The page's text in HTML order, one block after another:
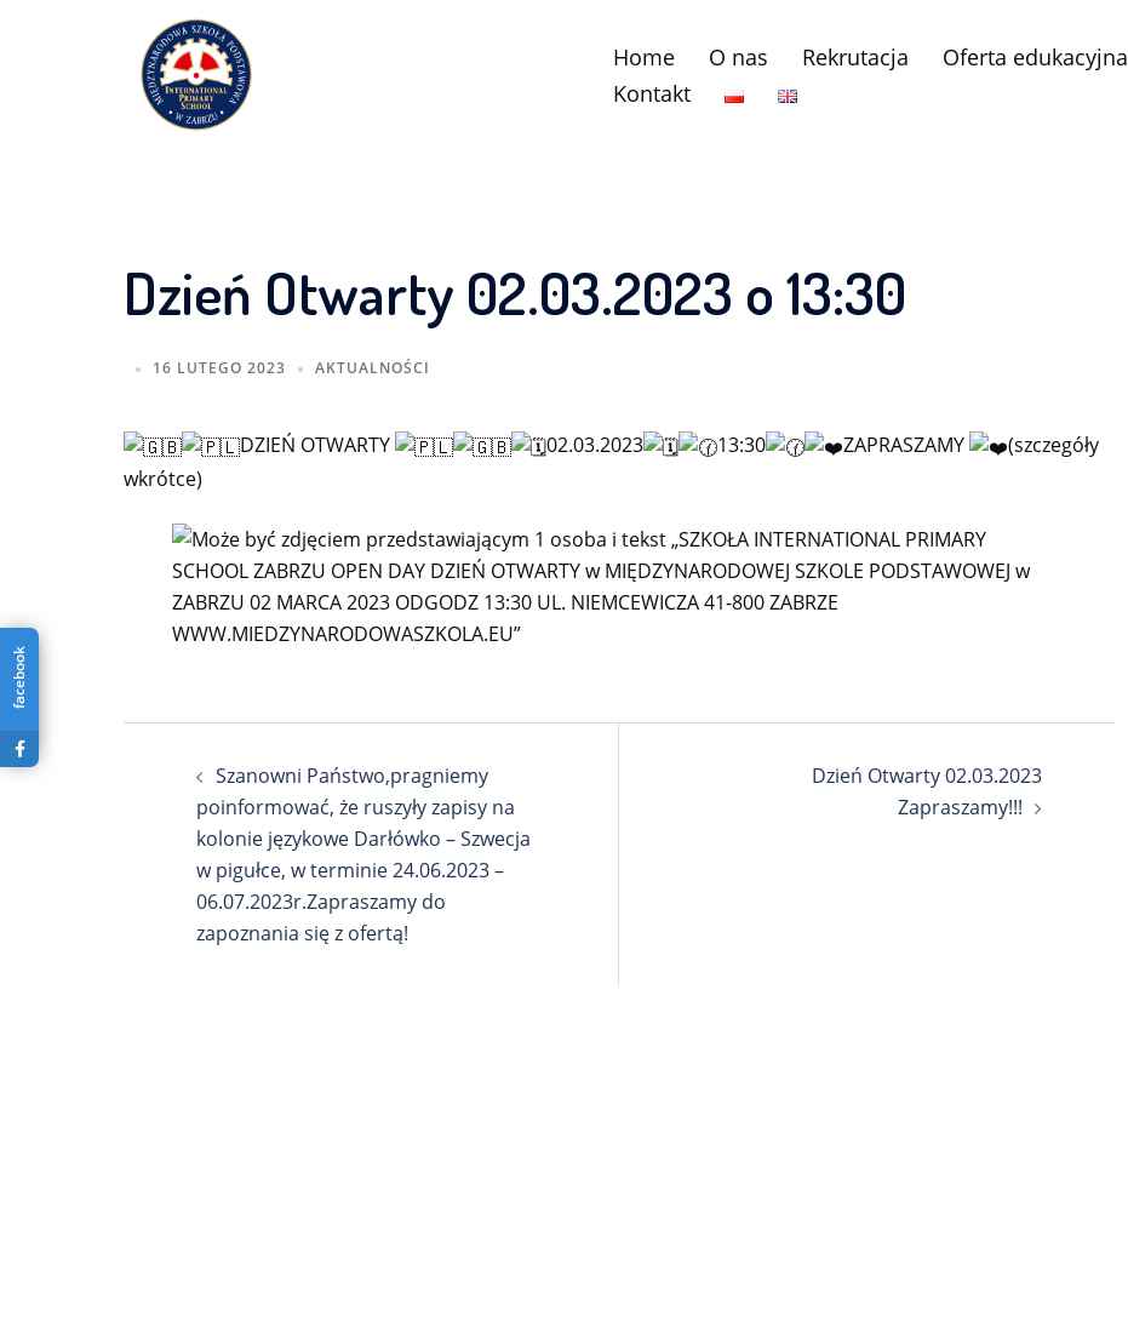
Home O nas Rekrutacja Oferta edukacyjna
Kontakt
Dzień Otwarty 02.03.2023 o 13:30
16 LUTEGO 2023 AKTUALNOŚCI
DZIEŃ OTWARTY 02.03.2023 13:30 ZAPRASZAMY
(szczegóły
wkrótce)
wpisuSzanowni Państwo,pragniemy
poinformować, że ruszyły zapisy na
kolonie językowe Darłówko – Szwecja
w pigułce, w terminie 24.06.2023 –
06.07.2023r.Zapraszamy do
zapoznania się z ofertą!
Dzień Otwarty 02.03.2023
Zapraszamy!!!
facebook